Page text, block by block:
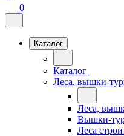
0
Каталог
Каталог
Леса, вышки-
Леса,
Вышки-
Леса